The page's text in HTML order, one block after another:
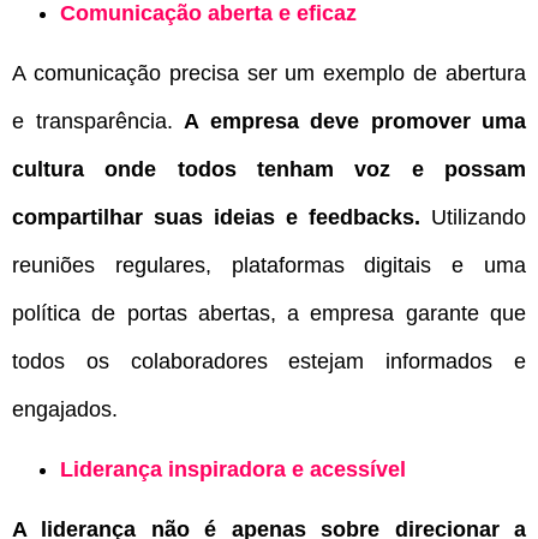
Comunicação aberta e eficaz
A comunicação precisa ser um exemplo de abertura
e transparência. A empresa deve promover uma
cultura onde todos tenham voz e possam
compartilhar suas ideias e feedbacks. Utilizando
reuniões regulares, plataformas digitais e uma
política de portas abertas, a empresa garante que
todos os colaboradores estejam informados e
engajados.
Liderança inspiradora e acessível
A liderança não é apenas sobre direcionar a